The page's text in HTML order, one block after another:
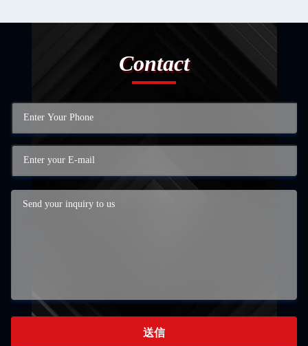
Contact
送信